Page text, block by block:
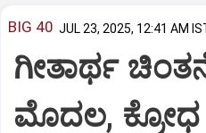
BIG 40 JUL 23, 2025, 12:41 AM
ಗೀತಾರ್ಥ
ಮೊದಲ,